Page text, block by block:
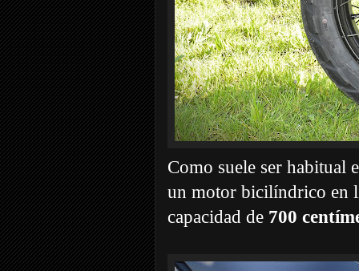
Como suele ser habitual
un motor bicilíndrico en
capacidad de 700